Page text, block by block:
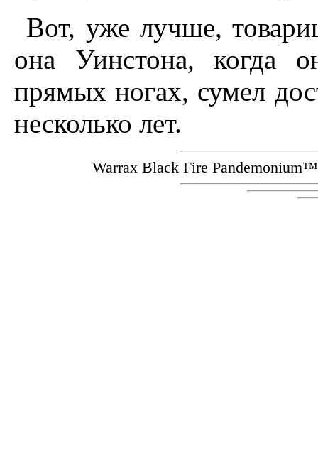
Вот, уже лучше,
она Уинстона, когда
прямых ногах, сумел
несколько лет.
Warrax Black Fire